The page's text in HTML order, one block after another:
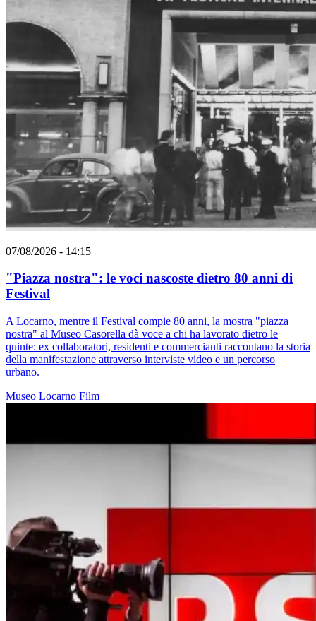
07/08/2026 - 14:15
"Piazza nostra": le voci nascoste dietro 80 anni di
Festival
A Locarno, mentre il Festival compie 80 anni, la mostra "piazza
nostra" al Museo Casorella dà voce a chi ha lavorato dietro le
quinte: ex collaboratori, residenti e commercianti raccontano la storia
della manifestazione attraverso interviste video e un percorso
urbano.
Museo Locarno Film